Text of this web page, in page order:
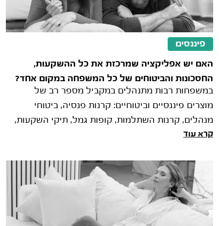
פיננסים
האם יש אפליקציה שמרכזת את כל ההשקעות,
החסכונות והביטוחים של כל המשפחה במקום אחד?
במשפחות רבות מתנהלים במקביל מספר רב של
מוצרים פיננסיים וביטוחיים: קרנות פנסיה, ביטוחי
מנהלים, קרנות השתלמות, קופות גמל, תיקי השקעות,
פוליסות חיסכון, ביטוחי חיים וביט�
קרא עוד